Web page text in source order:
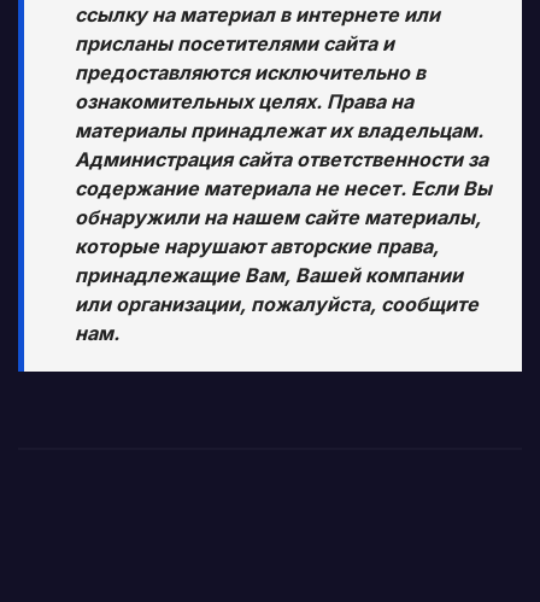
ссылку на материал в интернете или
присланы посетителями сайта и
предоставляются исключительно в
ознакомительных целях. Права на
материалы принадлежат их владельцам.
Администрация сайта ответственности за
содержание материала не несет. Если Вы
обнаружили на нашем сайте материалы,
которые нарушают авторские права,
принадлежащие Вам, Вашей компании
или организации, пожалуйста, сообщите
нам.